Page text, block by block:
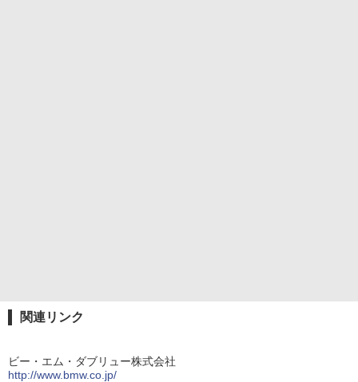
関連リンク
ビー・エム・ダブリュー株式会社
http://www.bmw.co.jp/